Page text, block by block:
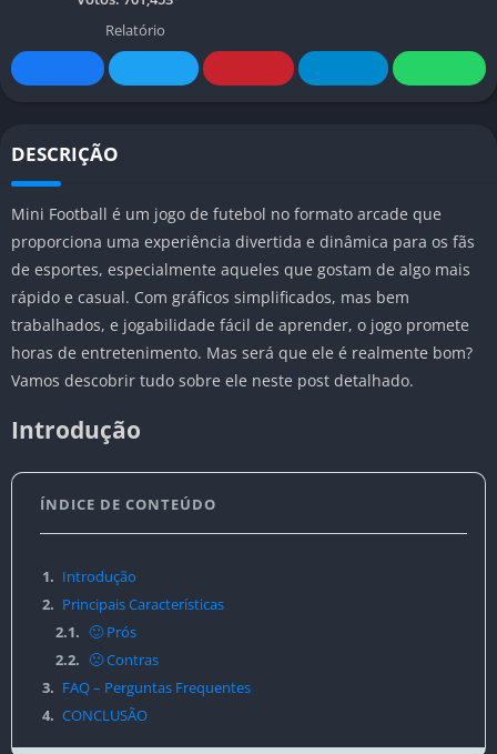
Relatório
DESCRIÇÃO
Mini Football é um jogo de futebol no formato arcade que
proporciona uma experiência divertida e dinâmica para os fãs
de esportes, especialmente aqueles que gostam de algo mais
rápido e casual. Com gráficos simplificados, mas bem
trabalhados, e jogabilidade fácil de aprender, o jogo promete
horas de entretenimento. Mas será que ele é realmente bom?
Vamos descobrir tudo sobre ele neste post detalhado.
Introdução
ÍNDICE DE CONTEÚDO
1. Introdução
2. Principais Características
2.1. 🙂 Prós
2.2. 🙁 Contras
3. FAQ – Perguntas Frequentes
4. CONCLUSÃO